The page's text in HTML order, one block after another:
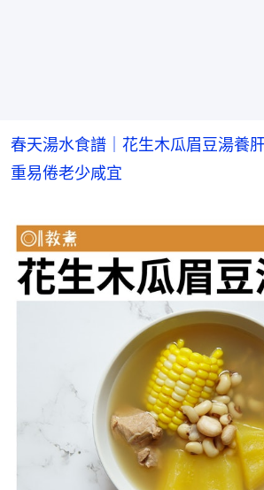
春天湯水食譜｜花生木瓜眉豆湯養
重易倦老少咸宜